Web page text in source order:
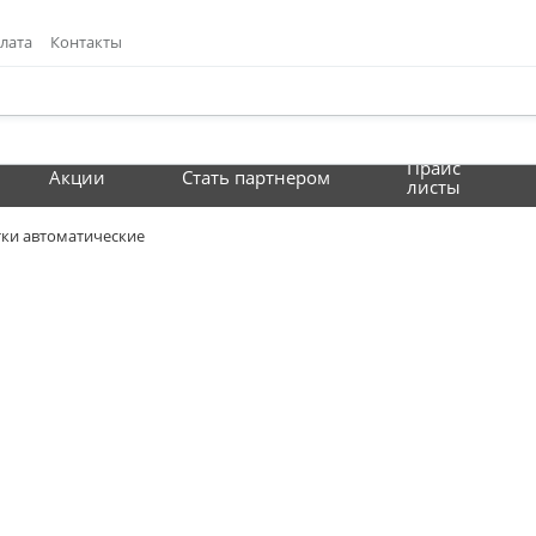
Контакты
Акции Стать партнером
Прайс
листы
автоматические